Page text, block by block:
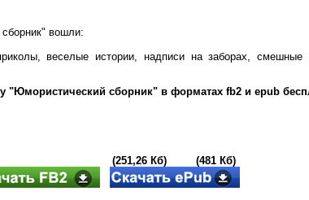
вошли:
веселые истории, надписи на заборах,
"Юмористический сборник" в форматах fb2 и epub
(251,26 Кб) (481 Кб)